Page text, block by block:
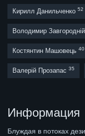
Кирилл Данильченко 52
Володимир Завгородній
Костянтин Машовець 40
Валерій Прозапас 35
Информация
Блуждая в потоках